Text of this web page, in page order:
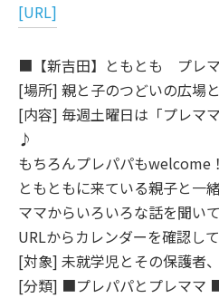
[URL]
■【新吉田】ともとも プレ
[場所] 親と子のつどいの広場
[内容] 毎週土曜日は「プレマ
♪
もちろんプレパパもwelcome！
ともともに来ている親子と一
ママからいろいろな話を聞い
URLからカレンダーを確認して
[対象] 未就学児とその保護者
[分類] ■プレパパとプレママ